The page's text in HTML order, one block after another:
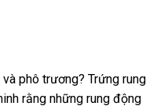
phô trương? Trứng rung
rằng những rung động